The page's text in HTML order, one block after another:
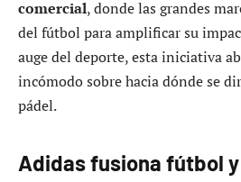
comercial, donde las grandes
del fútbol para amplificar su
auge del deporte, esta iniciativa
incómodo sobre hacia dónde se
pádel.
Adidas fusiona fútbol